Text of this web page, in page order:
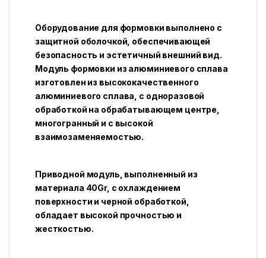
Оборудование для формовки выполнено с
защитной оболочкой, обеспечивающей
безопасность и эстетичный внешний вид.
Модуль формовки из алюминиевого сплава
изготовлен из высококачественного
алюминиевого сплава, с одноразовой
обработкой на обрабатывающем центре,
многогранный и с высокой
взаимозаменяемостью.
Приводной модуль, выполненный из
материала 40Gr, с охлаждением
поверхности и черной обработкой,
обладает высокой прочностью и
жесткостью.